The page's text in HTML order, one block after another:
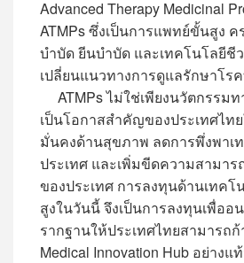
Advanced Therapy Medicinal
ATMPs ซึ่งเป็นการแพทย์ขั้นสูง
บำบัด ยีนบำบัด และเทคโนโลยีชี
เปลี่ยนแนวทางการดูแลรักษาโร
ATMPs ไม่ใช่เพียงนวัตกรรม
เป็นโอกาสสำคัญของประเทศไท
มั่นคงด้านสุขภาพ ลดการพึ่งพาเ
ประเทศ และเพิ่มขีดความสามา
ของประเทศ การลงทุนด้านเทค
สูงในวันนี้ จึงเป็นการลงทุนเพื่ออ
รากฐานให้ประเทศไทยสามารถก้
Medical Innovation Hub อย่างแ